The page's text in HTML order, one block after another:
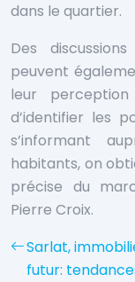
dans le quartier.
Des
peuvent
leur
d’identifier les
s’informant
habitants, on
précise du
Pierre Croix.
Sarlat,
futur: